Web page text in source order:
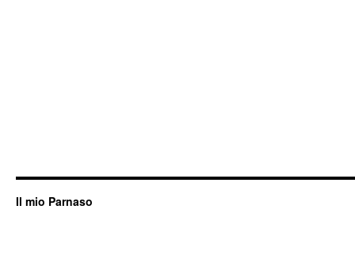
Il mio Parnaso